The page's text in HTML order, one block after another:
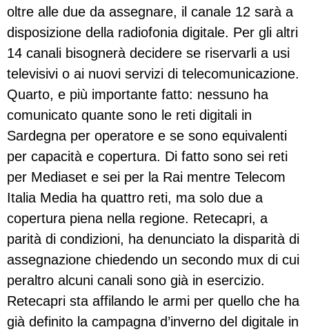
oltre alle due da assegnare, il canale 12 sarà a
disposizione della radiofonia digitale. Per gli altri
14 canali bisognerà decidere se riservarli a usi
televisivi o ai nuovi servizi di telecomunicazione.
Quarto, e più importante fatto: nessuno ha
comunicato quante sono le reti digitali in
Sardegna per operatore e se sono equivalenti
per capacità e copertura. Di fatto sono sei reti
per Mediaset e sei per la Rai mentre Telecom
Italia Media ha quattro reti, ma solo due a
copertura piena nella regione. Retecapri, a
parità di condizioni, ha denunciato la disparità di
assegnazione chiedendo un secondo mux di cui
peraltro alcuni canali sono già in esercizio.
Retecapri sta affilando le armi per quello che ha
già definito la campagna d’inverno del digitale in